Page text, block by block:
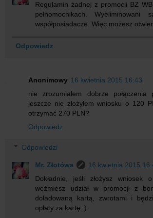
Regulamin żadnej z promocji BZ
pełnomocnikach. Wyeliminowani
współposiadacze. Więc możesz
Odpowiedz
Anonimowy 16 kwietnia 2015 16:43
nie zrozumialem dobrze połączenia
jeszcze nie złożyłem wniosku o 120
otrzymać 270 PLN?
Odpowiedz
Odpowiedzi
Mr. Złotówa
16 kwietnia 2015
Dokładnie, jeśli złożysz
weźmiesz udział w promocji z
doładowaną kartą, zwrotami i
opłaty za kartę :)